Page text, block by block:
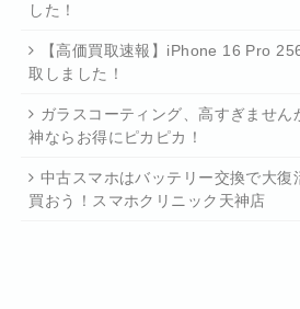
した！
【高価買取速報】iPhone 16 Pro
取しました！
ガラスコーティング、高すぎません
神ならお得にピカピカ！
中古スマホはバッテリー交換で大復
買おう！スマホクリニック天神店